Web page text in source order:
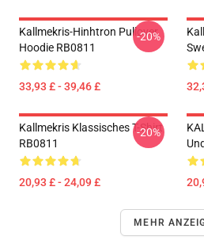
Kallmekris-Hinhtron Pullover
Hoodie RB0811
33,93 £ - 39,46 £
-20%
Kallmekris Klassisches T-Shirt
RB0811
20,93 £ - 24,09 £
-20%
MEHR